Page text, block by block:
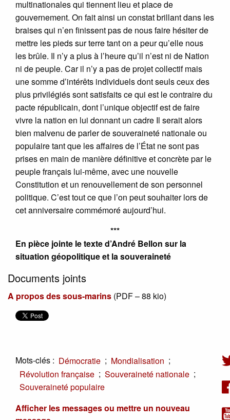
multinationales qui tiennent lieu et place de
gouvernement. On fait ainsi un constat brillant dans les
braises qui n’en finissent pas de nous faire hésiter de
mettre les pieds sur terre tant on a peur qu’elle nous
les brûle. Il n’y a plus à l’heure qu’il n’est ni de Nation
ni de peuple. Car il n’y a pas de projet collectif mais
une somme d’intérêts individuels dont seuls ceux des
plus privilégiés sont satisfaits ce qui est le contraire du
pacte républicain, dont l’unique objectif est de faire
vivre la nation en lui donnant un cadre Il serait alors
bien malvenu de parler de souveraineté nationale ou
populaire tant que les affaires de l’État ne sont pas
prises en main de manière définitive et concrète par le
peuple français lui-même, avec une nouvelle
Constitution et un renouvellement de son personnel
politique. C’est tout ce que l’on peut souhaiter lors de
cet anniversaire commémoré aujourd’hui.
***
En pièce jointe le texte d’André Bellon sur la
situation géopolitique et la souveraineté
Documents joints
A propos des sous-marins (PDF – 88 kio)
Mots-clés : Démocratie ; Mondialisation ;
Révolution française ; Souveraineté nationale ;
Souveraineté populaire
Afficher les messages ou mettre un nouveau